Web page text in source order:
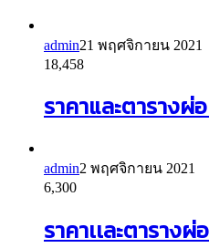
admin21 พฤศจิกายน 2021
18,458
ราคาและตาราง
admin2 พฤศจิกายน 2021
6,300
ราคาเเละตาราง